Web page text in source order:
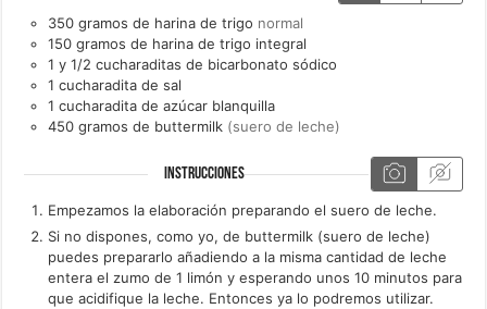
350 gramos de harina de trigo normal
150 gramos de harina de trigo integral
1 y 1/2 cucharaditas de bicarbonato sódico
1 cucharadita de sal
1 cucharadita de azúcar blanquilla
450 gramos de buttermilk (suero de leche)
INSTRUCCIONES
Empezamos la elaboración preparando el suero de leche.
Si no dispones, como yo, de buttermilk (suero de leche)
puedes prepararlo añadiendo a la misma cantidad de leche
entera el zumo de 1 limón y esperando unos 10 minutos para
que acidifique la leche. Entonces ya lo podremos utilizar.